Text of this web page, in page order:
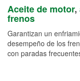
Aceite de motor,
frenos
Garantizan un
desempeño de los
con paradas